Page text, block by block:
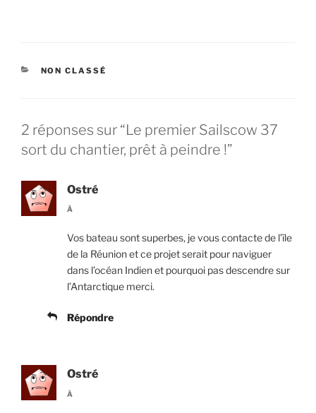
CATÉGORIES
NON CLASSÉ
2 réponses sur “Le premier Sailscow 37
sort du chantier, prêt à peindre !”
Ostré
À
Vos bateau sont superbes, je vous contacte de l’île
de la Réunion et ce projet serait pour naviguer
dans l’océan Indien et pourquoi pas descendre sur
l’Antarctique merci.
Répondre
Ostré
À